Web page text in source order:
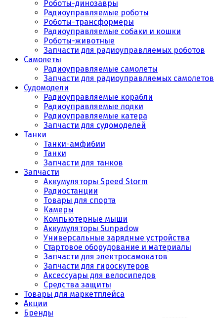
Роботы-динозавры
Радиоуправляемые роботы
Роботы-трансформеры
Радиоуправляемые собаки и кошки
Роботы-животные
Запчасти для радиоуправляемых роботов
Самолеты
Радиоуправляемые самолеты
Запчасти для радиоуправляемых самолетов
Судомодели
Радиоуправляемые корабли
Радиоуправляемые лодки
Радиоуправляемые катера
Запчасти для судомоделей
Танки
Танки-амфибии
Танки
Запчасти для танков
Запчасти
Аккумуляторы Speed Storm
Радиостанции
Товары для спорта
Камеры
Компьютерные мыши
Аккумуляторы Sunpadow
Универсальные зарядные устройства
Стартовое оборудование и материалы
Запчасти для электросамокатов
Запчасти для гироскутеров
Аксессуары для велосипедов
Средства защиты
Товары для маркетплейса
Акции
Бренды